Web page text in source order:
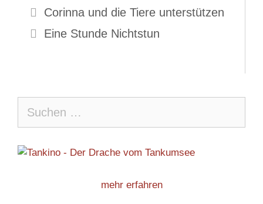
Corinna und die Tiere unterstützen
Eine Stunde Nichtstun
nach:
mehr erfahren